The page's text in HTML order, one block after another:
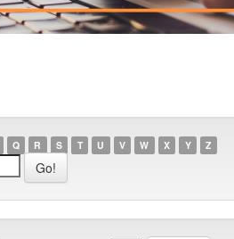
Q R S T U V W X Y Z